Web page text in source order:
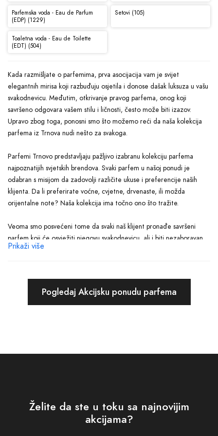
Parfemska voda - Eau de Parfum
(EDP) (1229)
Setovi (105)
Toaletna voda - Eau de Toilette
(EDT) (504)
Kada razmišljate o parfemima, prva asocijacija vam je svijet
elegantnih mirisa koji razbuđuju osjetila i donose dašak luksuza u vašu
svakodnevicu. Međutim, otkrivanje pravog parfema, onog koji
savršeno odgovara vašem stilu i ličnosti, često može biti izazov.
Upravo zbog toga, ponosni smo što možemo reći da naša kolekcija
parfema iz Trnova nudi nešto za svakoga.
Parfemi Trnovo predstavljaju pažljivo izabranu kolekciju parfema
najpoznatijih svjetskih brendova. Svaki parfem u našoj ponudi je
odabran s misijom da zadovolji različite ukuse i preferencije naših
klijenta. Da li preferirate voćne, cvjetne, drvenaste, ili možda
orijentalne note? Naša kolekcija ima točno ono što tražite.
Veoma smo posvećeni tome da svaki naš klijent pronađe savršeni
parfem koji će osvježiti njegovu svakodnevicu, ali i biti nezaboravan
potpis njegove ličnosti. Zato su naši parfemi iz Trnova više od samo
dan, dajući vam osjećaj svježine i samopouzdanja. Iz kolekcije
izbor parfema iz naše kolekcije bit će ta tajna nota koja privlači
Ne samo da nudimo širok spektar parfema koji će zadovoljiti svačiji
ukus, ali smo tu i da pomognemo u odabiru. Naš tim stručnjaka pri ruci
Prikaži više
Pogledaj Akcijsku ponudu parfema
Želite da ste u toku sa najnovijim
akcijama?